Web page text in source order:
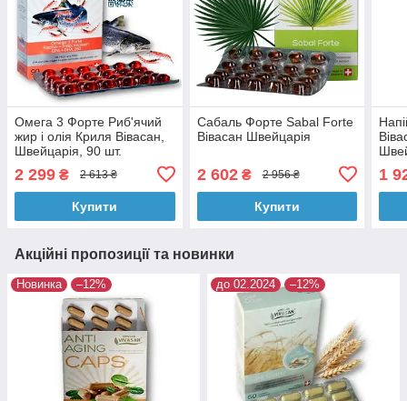
Омега 3 Форте Риб'ячий
жир і олія Криля Вівасан,
Швейцарія, 90 шт.
2 299 ₴ 2 613 ₴
Купити
Сабаль Форте Sabal Forte
Вівасан Швейцарія
2 602₴ 2 956 ₴
Купити
1
Акційні пропозиції та новинки
Новинка –12% до 02.2024 –12%